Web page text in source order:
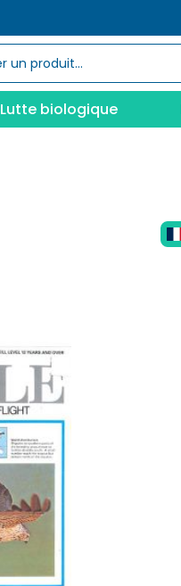
Lutte biologique